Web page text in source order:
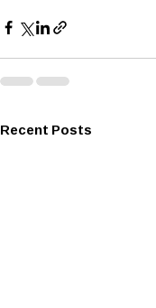
Recent Posts